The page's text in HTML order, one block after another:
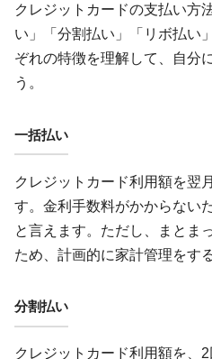
クレジットカードの支払い方
い」「分割払い」「リボ払い
ぞれの特徴を理解して、自分
う。
一括払い
クレジットカード利用額を翌
す。金利手数料がかからない
と言えます。ただし、まとま
ため、計画的に家計管理をす
分割払い
クレジットカード利用額を、